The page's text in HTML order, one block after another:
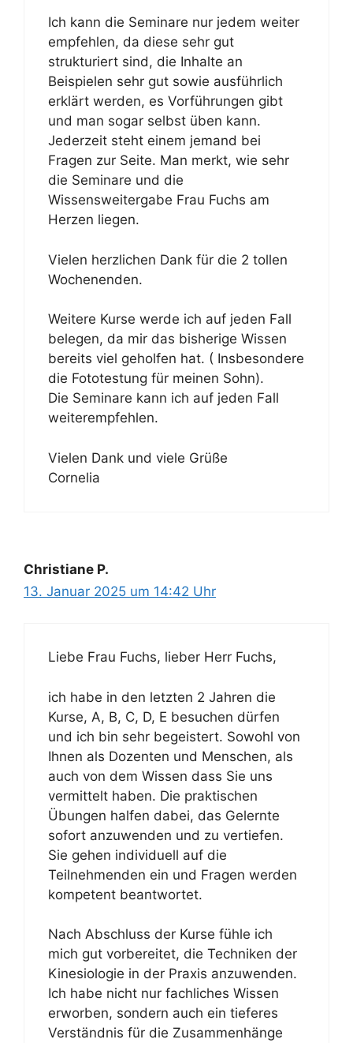
Ich kann die Seminare nur jedem weiter
empfehlen, da diese sehr gut
strukturiert sind, die Inhalte an
Beispielen sehr gut sowie ausführlich
erklärt werden, es Vorführungen gibt
und man sogar selbst üben kann.
Jederzeit steht einem jemand bei
Fragen zur Seite. Man merkt, wie sehr
die Seminare und die
Wissensweitergabe Frau Fuchs am
Herzen liegen.
Vielen herzlichen Dank für die 2 tollen
Wochenenden.
Weitere Kurse werde ich auf jeden Fall
belegen, da mir das bisherige Wissen
bereits viel geholfen hat. ( Insbesondere
die Fototestung für meinen Sohn).
Die Seminare kann ich auf jeden Fall
weiterempfehlen.
Vielen Dank und viele Grüße
Cornelia
Christiane P.
13. Januar 2025 um 14:42 Uhr
Liebe Frau Fuchs, lieber Herr Fuchs,
ich habe in den letzten 2 Jahren die
Kurse, A, B, C, D, E besuchen dürfen
und ich bin sehr begeistert. Sowohl von
Ihnen als Dozenten und Menschen, als
auch von dem Wissen dass Sie uns
vermittelt haben. Die praktischen
Übungen halfen dabei, das Gelernte
sofort anzuwenden und zu vertiefen.
Sie gehen individuell auf die
Teilnehmenden ein und Fragen werden
kompetent beantwortet.
Nach Abschluss der Kurse fühle ich
mich gut vorbereitet, die Techniken der
Kinesiologie in der Praxis anzuwenden.
Ich habe nicht nur fachliches Wissen
erworben, sondern auch ein tieferes
Verständnis für die Zusammenhänge